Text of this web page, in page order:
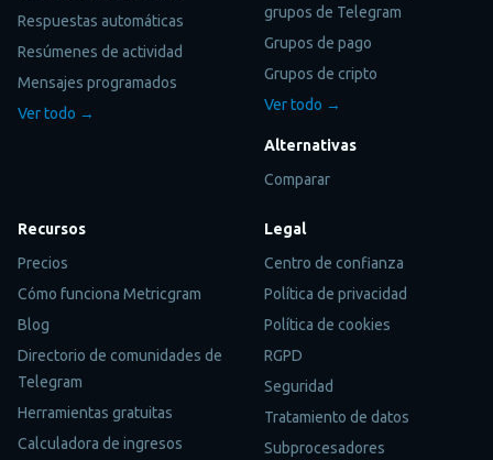
Respuestas automáticas
Resúmenes de actividad
Mensajes programados
Ver todo →
grupos de Telegram
Grupos de pago
Grupos de cripto
Ver todo →
Alternativas
Comparar
Recursos
Precios
Cómo funciona Metricgram
Blog
Directorio de comunidades de
Telegram
Herramientas gratuitas
Calculadora de ingresos
Legal
Centro de confianza
Política de privacidad
Política de cookies
RGPD
Seguridad
Tratamiento de datos
Subprocesadores